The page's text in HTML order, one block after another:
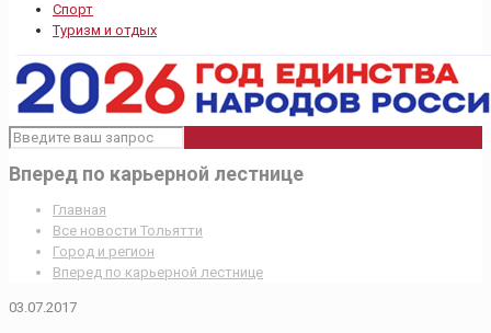
Спорт
Туризм и отдых
Вперед по карьерной лестнице
Главная
Все новости Тольятти
Город и регион
Вперед по карьерной лестнице
03.07.2017